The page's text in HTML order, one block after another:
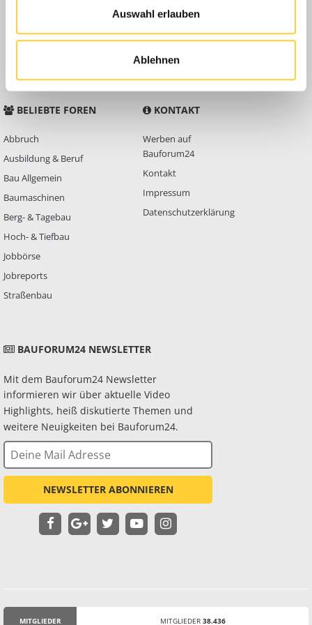
Auswahl erlauben
Ablehnen
Anleitungen
FAQ
Community Regeln
BELIEBTE FOREN
Abbruch
Ausbildung & Beruf
Bau Allgemein
Baumaschinen
Berg- & Tagebau
Hoch- & Tiefbau
Jobbörse
Jobreports
Straßenbau
KONTAKT
Werben auf
Bauforum24
Kontakt
Impressum
Datenschutzerklärung
BAUFORUM24 NEWSLETTER
Mit dem Bauforum24 Newsletter
informieren wir über aktuelle Video
Highlights, heiß diskutierte Themen und
weitere Neuigkeiten bei Bauforum24.
NEWSLETTER ABONNIEREN
MITGLIEDER MITGLIEDER 38.436